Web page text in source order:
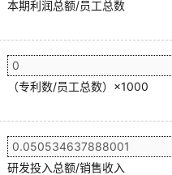
本期利润总额/员工总数
（专利数/员工总数）×1000
研发投入总额/销售收入